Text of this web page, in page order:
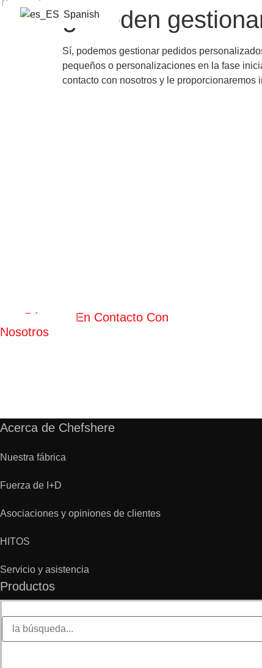
Spanish
¿Pueden
Sí, podemos gestionar pedidos
pequeños o personalizaciones en la fase
contacto con nosotros y le
Su
Nuestra empresa ofrece
y nuestro equipo
Póngase En Contacto Con
Nosotros
Acerca de Chefshere
Nuestra fábrica
Fuerza de I+D
Asociaciones y opiniones de clientes
HITOS
Servicio y asistencia
Productos
Protector
Contador